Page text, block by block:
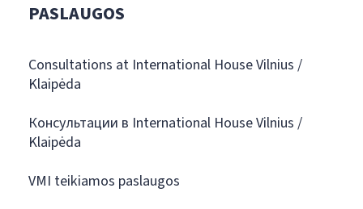
PASLAUGOS
Consultations at International House Vilnius /
Klaipėda
Консультации в International House Vilnius /
Klaipėda
VMI teikiamos paslaugos